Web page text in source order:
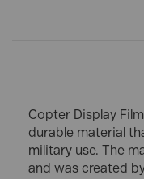
Copter Display
durable material
military use. The
and was created